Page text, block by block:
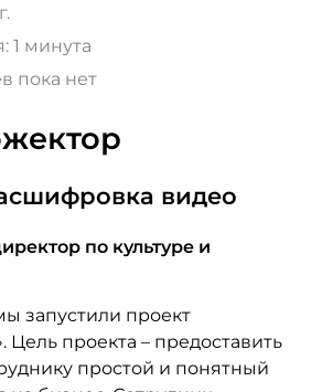
1 минута
пока нет
видео
по культуре и
запустили проект
Цель проекта – предоставить
простой и понятный